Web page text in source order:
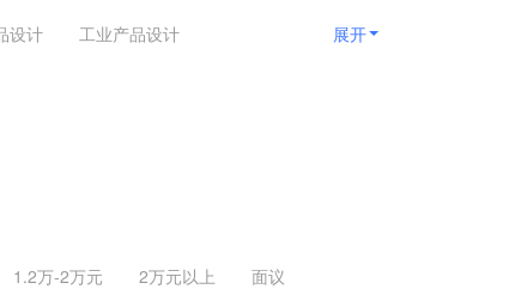
问 电子电气
美容美发
设计
工业产品设计
展开
1.2万-2万元 2万元以上
面议